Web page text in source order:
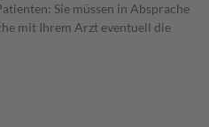
Sie müssen in Absprache
mit Ihrem Arzt eventuell die